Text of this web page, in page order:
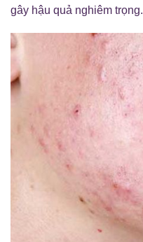
gây hậu quả nghiêm trọng.